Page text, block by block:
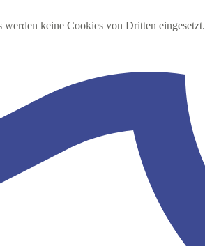
keine Cookies von Dritten eingesetzt.